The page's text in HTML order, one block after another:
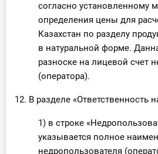
согласно установленному
определения цены для
Казахстан по разделу
в натуральной форме.
разноске на лицевой счет
(оператора).
12. В разделе «Ответственность
1) в строке
указывается полное
недропользователя